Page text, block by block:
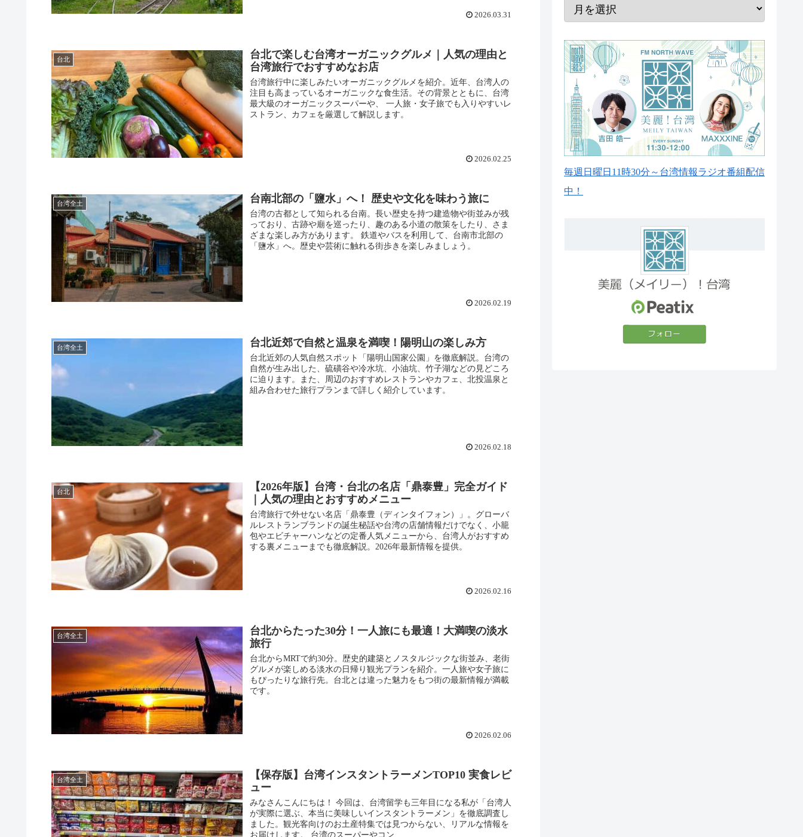
2026.03.31
台北
台北で楽しむ台湾オーガニックグルメ｜人気の理由と
台湾旅行でおすすめなお店
台湾旅行中に楽しみたいオーガニックグルメを紹介。近年、台湾人の
注目も高まっているオーガニックな食生活。その背景とともに、台湾
最大級のオーガニックスーパーや、 一人旅・女子旅でも入りやすいレ
ストラン、カフェを厳選して解説します。
2026.02.25
台湾全土 台南北部の「鹽水」へ！ 歴史や文化を味わう旅に
台湾の古都として知られる台南。長い歴史を持つ建造物や街並みが残
っており、古跡や廟を巡ったり、趣のある小道の散策をしたり、さま
ざまな楽しみ方があります。 鉄道やバスを利用して、台南市北部の
「鹽水」へ。歴史や芸術に触れる街歩きを楽しみましょう。
2026.02.19
台湾全土 台北近郊で自然と温泉を満喫！陽明山の楽しみ方
台北近郊の人気自然スポット「陽明山国家公園」を徹底解説。台湾の
自然が生み出した、硫磺谷や冷水坑、小油坑、竹子湖などの見どころ
に迫ります。また、周辺のおすすめレストランやカフェ、北投温泉と
組み合わせた旅行プランまで詳しく紹介しています。
2026.02.18
台北
【2026年版】台湾・台北の名店「鼎泰豊」完全ガイド
｜人気の理由とおすすめメニュー
台湾旅行で外せない名店「鼎泰豊（ディンタイフォン）」。グローバ
ルレストランブランドの誕生秘話や台湾の店舗情報だけでなく、小籠
包やエビチャーハンなどの定番人気メニューから、台湾人がおすすめ
する裏メニューまでも徹底解説。2026年最新情報を提供。
2026.02.16
台湾全土
台北からたった30分！一人旅にも最適！大満喫の淡水
旅行
台北からMRTで約30分。歴史的建築とノスタルジックな街並み、老街
グルメが楽しめる淡水の日帰り観光プランを紹介。一人旅や女子旅に
もぴったりな旅行先。台北とは違った魅力をもつ街の最新情報が満載
です。
2026.02.06
台湾全土
【保存版】台湾インスタントラーメンTOP10 実食レビ
ュー
みなさんこんにちは！ 今回は、台湾留学も三年目になる私が「台湾人
が実際に選ぶ、本当に美味しいインスタントラーメン」を徹底調査し
ました。観光客向けのお土産特集では見つからない、リアルな情報を
お届けします。 台湾のスーパーやコン...
毎週日曜日11時30分～台湾情報ラジオ番組配信
中！